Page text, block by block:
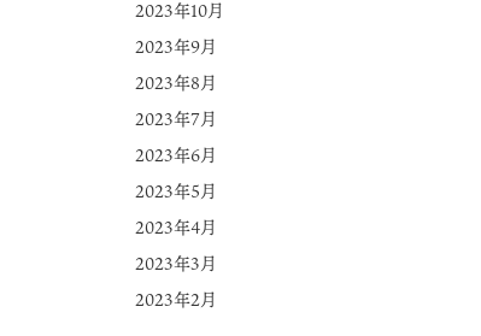
2023年10月
2023年9月
2023年8月
2023年7月
2023年6月
2023年5月
2023年4月
2023年3月
2023年2月